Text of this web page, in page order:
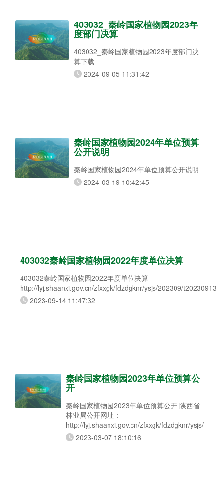
403032_秦岭国家植物园2023年
度部门决算
403032_秦岭国家植物园2023年度部门决
算下载
2024-09-05 11:31:42
秦岭国家植物园2024年单位预算
公开说明
秦岭国家植物园2024年单位预算公开说明
2024-03-19 10:42:45
403032秦岭国家植物园2022年度单位决算
403032秦岭国家植物园2022年度单位决算
http://lyj.shaanxi.gov.cn/zfxxgk/fdzdgknr/ysjs/202309/
2023-09-14 11:47:32
秦岭国家植物园2023年单位预算公
开
秦岭国家植物园2023年单位预算公开 陕西省
林业局公开网址：
http://lyj.shaanxi.gov.cn/zfxxgk/fdzdgknr/ysjs/
2023-03-07 18:10:16